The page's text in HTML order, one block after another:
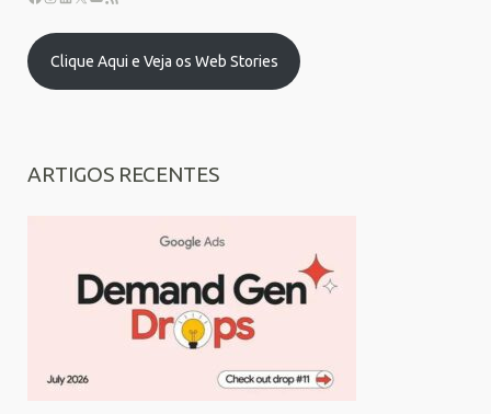
Clique Aqui e Veja os Web Stories
ARTIGOS RECENTES